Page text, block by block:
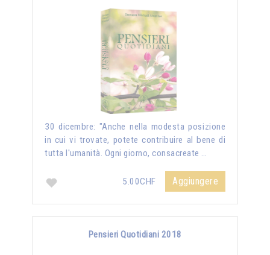
30 dicembre: "Anche nella modesta posizione
in cui vi trovate, potete contribuire al bene di
tutta l'umanità. Ogni giorno, consacreate …
5.00CHF Aggiungere
Pensieri Quotidiani 2018